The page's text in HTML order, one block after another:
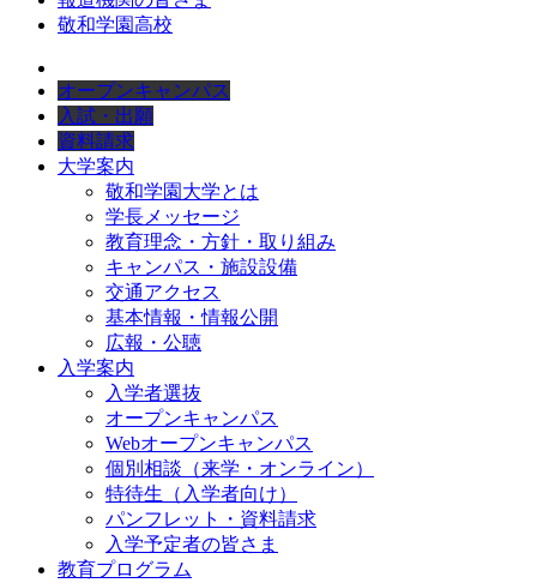
敬和学園高校
オープンキャンパス
入試・出願
資料請求
大学案内
敬和学園大学とは
学長メッセージ
教育理念・方針・取り組み
キャンパス・施設設備
交通アクセス
基本情報・情報公開
広報・公聴
入学案内
入学者選抜
オープンキャンパス
Webオープンキャンパス
個別相談（来学・オンライン）
特待生（入学者向け）
パンフレット・資料請求
入学予定者の皆さま
教育プログラム